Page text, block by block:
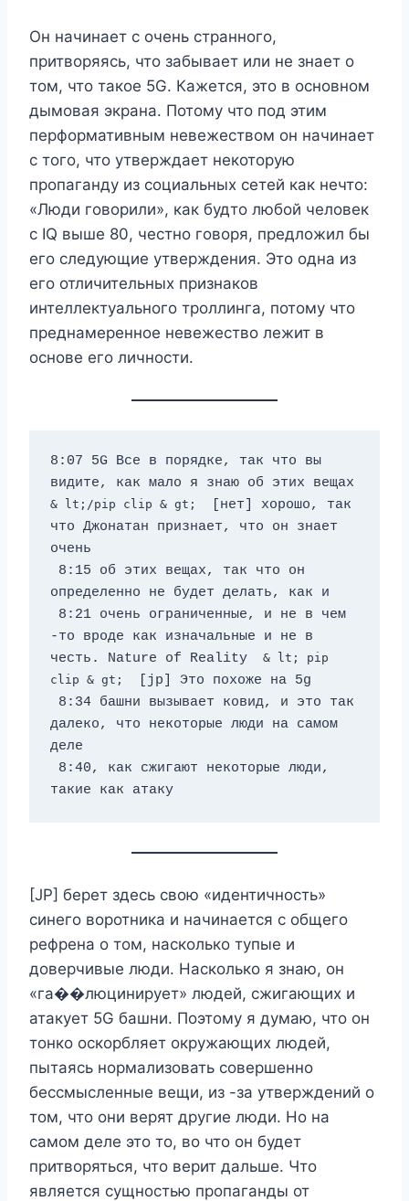
Он начинает с очень странного,
притворяясь, что забывает или не знает о
том, что такое 5G. Кажется, это в основном
дымовая экрана. Потому что под этим
перформативным невежеством он начинает
с того, что утверждает некоторую
пропаганду из социальных сетей как нечто:
«Люди говорили», как будто любой человек
с IQ выше 80, честно говоря, предложил бы
его следующие утверждения. Это одна из
его отличительных признаков
интеллектуального троллинга, потому что
преднамеренное невежество лежит в
основе его личности.
8:07 5G Все в порядке, так что вы
& lt;/pip clip & gt;
[нет] хорошо, так
что Джонатан признает, что он знает
очень
определенно не будет делать, как и
-то вроде как изначальные и не в
честь. Nature of Reality
& lt; pip
clip & gt;
[jp] Это похоже на 5g
далеко, что некоторые люди на самом
деле
такие как атаку
[JP] берет здесь свою «идентичность»
синего воротника и начинается с общего
рефрена о том, насколько тупые и
доверчивые люди. Насколько я знаю, он
«га��люцинирует» людей, сжигающих и
атакует 5G башни. Поэтому я думаю, что он
тонко оскорбляет окружающих людей,
пытаясь нормализовать совершенно
бессмысленные вещи, из -за утверждений о
том, что они верят другие люди. Но на
самом деле это то, во что он будет
притворяться, что верит дальше. Что
является сущностью пропаганды от